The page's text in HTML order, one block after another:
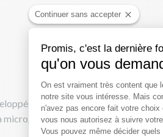
Continuer sans accepter
Promis, c'est la dernière
qu'on vous
Plateforme de
On est vraiment très content que
notre site vous intéresse. Mais
n'avez pas encore fait votre
vous nous autorisez à suivre
Vous pouvez même décider
par les acteurs de
nano/électronique, la